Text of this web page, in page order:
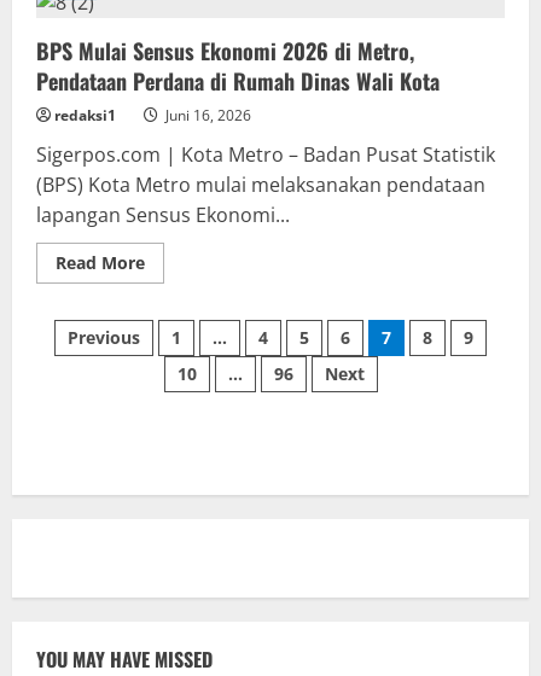
Raih
Status
Jejaring
Pengampu
Layanan
Nasional
BPS Mulai Sensus Ekonomi 2026 di Metro,
Pendataan Perdana di Rumah Dinas Wali Kota
redaksi1 Juni 16, 2026
Sigerpos.com | Kota Metro – Badan Pusat Statistik
(BPS) Kota Metro mulai melaksanakan pendataan
lapangan Sensus Ekonomi...
Read MoreRead
more
Mulai
Sensus
Ekonomi
2026
Dinas
Paginasi
Previous 1 … 4 5 6 7 8
9
10
… 96 Next
YOU MAY HAVE MISSED